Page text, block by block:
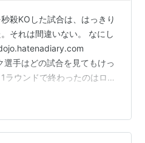
殺KOした試合は、はっきり
それは間違いない。 なにし
手はどの試合を見てもけっ
ラウンドで終わったのはロッ
日頃のスパーリングではそ
ですか。練習で相手を倒す
分の力がどんなもんかって